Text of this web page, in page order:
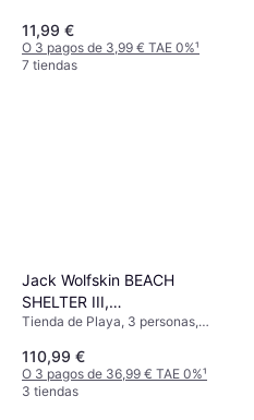
11,99 €
O 3 pagos de 3,99 € TAE 0%¹
7 tiendas
Jack Wolfskin BEACH
SHELTER III,
3008141_5154_OS, Tienda
Tienda de Playa, 3 personas,
Ventilación
110,99 €
O 3 pagos de 36,99 € TAE 0%¹
3 tiendas